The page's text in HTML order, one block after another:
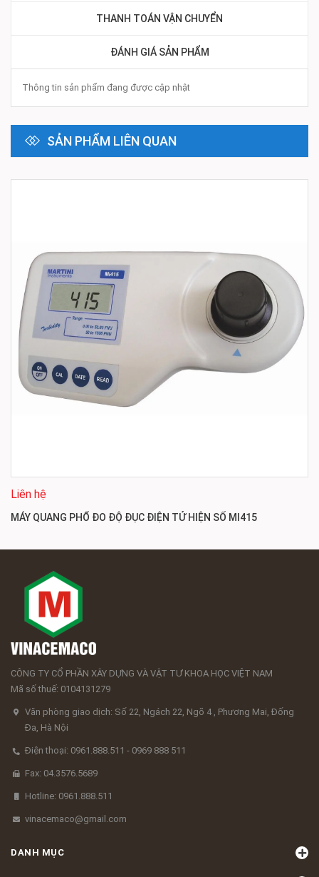
THANH TOÁN VẬN CHUYỂN
ĐÁNH GIÁ SẢN PHẨM
Thông tin sản phẩm đang được cập nhật
SẢN PHẨM LIÊN QUAN
Liên hệ
MÁY QUANG PHỔ ĐO ĐỘ ĐỤC ĐIỆN TỬ HIỆN SỐ MI415
CÔNG TY CỔ PHẦN XÂY DỰNG VÀ VẬT TƯ KHOA HỌC VIỆT NAM
Mã số thuế: 0104131279
Văn phòng giao dịch: Số 22, Ngách 22, Ngõ 4 , Phương Mai, Đống
Đa, Hà Nội
Điện thoại: 0961.888.511 - 0969 888 511
Fax: 04.3576.5689
Hotline: 0961.888.511
vinacemaco@gmail.com
DANH MỤC